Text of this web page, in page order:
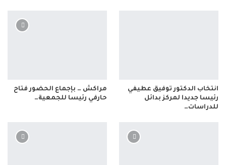
انتخاب الدكتور توفيق عطيفي
رئيسا جديدا لمركز بدائل
للدراسات…
مراكش … بإجماع الحضور فتاح
حارفي رئيسا للجمعية…